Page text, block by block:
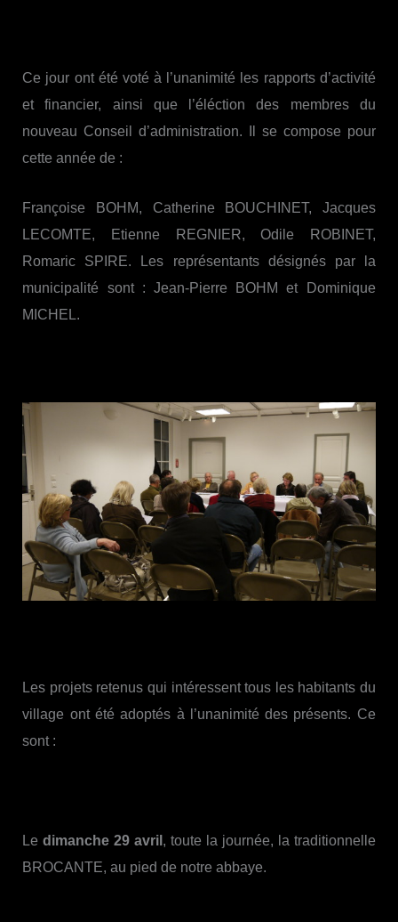
Ce jour ont été voté à l’unanimité les rapports d’activité
et financier, ainsi que l’éléction des membres du
nouveau Conseil d’administration. Il se compose pour
cette année de :
Françoise BOHM, Catherine BOUCHINET, Jacques
LECOMTE, Etienne REGNIER,Odile ROBINET,
Romaric SPIRE. Les représentants désignés par la
municipalité sont : Jean-Pierre BOHM et Dominique
MICHEL.
Les projets retenus qui intéressent tous les habitants du
village ont été adoptés à l’unanimité des présents. Ce
sont :
Ledimanche 29 avril , toute la journée, la traditionnelle
BROCANTE, au pied de notre abbaye.